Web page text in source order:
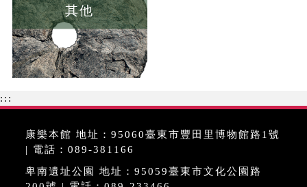
其他
:::
康樂本館 地址：95060臺東市豐田里博物館路1號
| 電話：089-381166
卑南遺址公園 地址：95059臺東市文化公園路